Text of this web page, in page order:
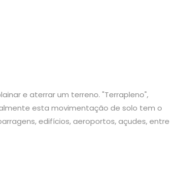
e aterrar um terreno. "Terrapleno",
esta movimentação de solo tem o
edifícios, aeroportos, açudes, entre